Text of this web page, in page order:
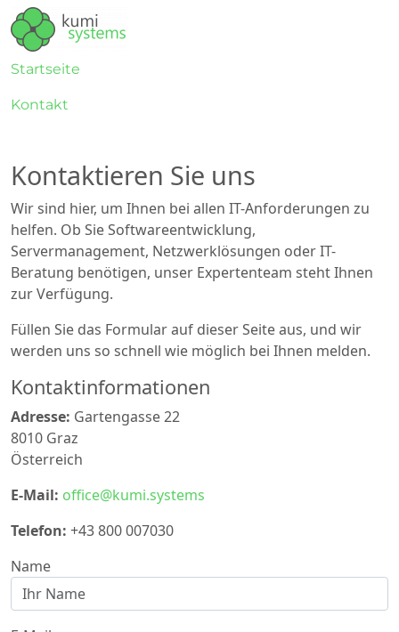
Startseite
Kontakt
Kontaktieren Sie uns
Wir sind hier, um Ihnen bei allen IT-Anforderungen zu
helfen. Ob Sie Softwareentwicklung,
Servermanagement, Netzwerklösungen oder IT-
Beratung benötigen, unser Expertenteam steht Ihnen
zur Verfügung.
Füllen Sie das Formular auf dieser Seite aus, und wir
werden uns so schnell wie möglich bei Ihnen melden.
Kontaktinformationen
Adresse: Gartengasse 22
8010 Graz
Österreich
E-Mail: office@kumi.systems
Telefon: +43 800 007030
Name